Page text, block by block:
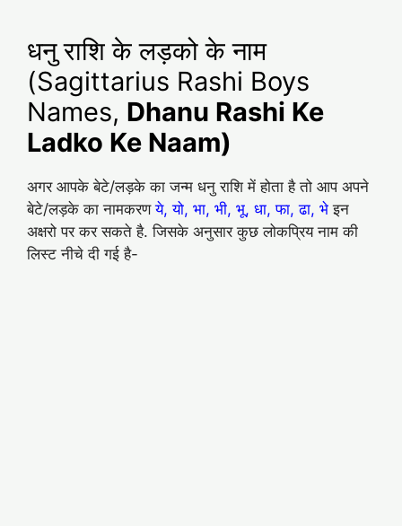
धनु राशि के लड़को के नाम
(Sagittarius Rashi Boys
Names, Dhanu Rashi Ke
Ladko Ke Naam)
अगर आपके बेटे/लड़के का जन्म धनु राशि में होता है तो आप अपने
बेटे/लड़के का नामकरणये, यो, भा, भी, भू, धा, फा, ढा, भे इन
अक्षरो पर कर सकते है. जिसके अनुसार कुछ लोकप्रिय नाम की
लिस्ट नीचे दी गई है-